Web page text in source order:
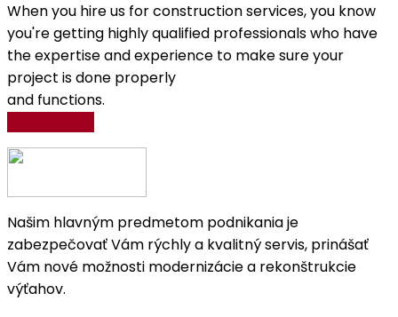
When you hire us for construction services, you know
you're getting highly qualified professionals who have
the expertise and experience to make sure your
project is done properly
and functions.
Našim hlavným predmetom podnikania je
zabezpečovať Vám rýchly a kvalitný servis, prinášať
Vám nové možnosti modernizácie a rekonštrukcie
výťahov.